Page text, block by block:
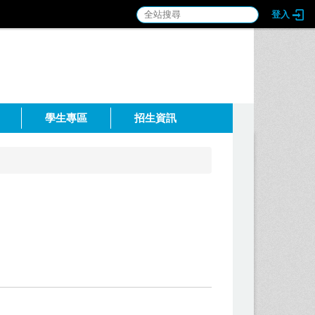
登入
學生專區 招生資訊